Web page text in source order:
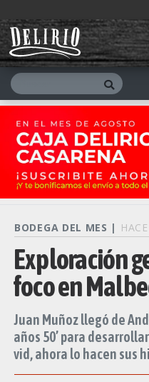
BODEGA DEL MES |
Exploración
foco en
Juan Muñoz llegó de
años 50’ para
vid, ahora lo hacen sus